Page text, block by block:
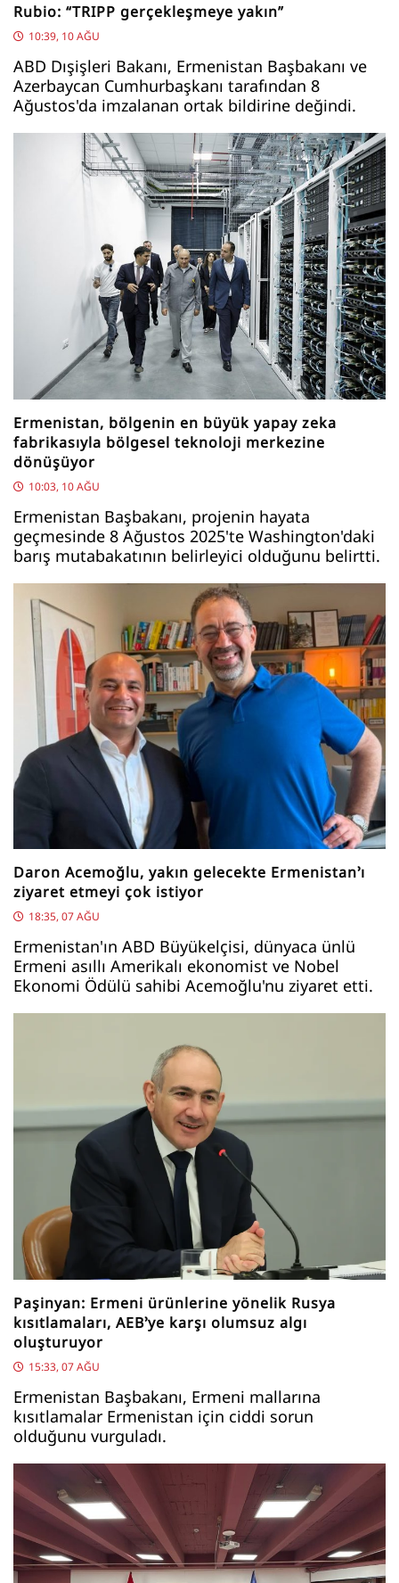
Rubio: “TRIPP gerçekleşmeye yakın”
10:39, 10 AĞU
ABD Dışişleri Bakanı, Ermenistan Başbakanı ve
Azerbaycan Cumhurbaşkanı tarafından 8
Ağustos'da imzalanan ortak bildirine değindi.
Ermenistan, bölgenin en büyük yapay zeka
fabrikasıyla bölgesel teknoloji merkezine
dönüşüyor
10:03, 10 AĞU
Ermenistan Başbakanı, projenin hayata
geçmesinde 8 Ağustos 2025'te Washington'daki
barış mutabakatının belirleyici olduğunu belirtti.
Daron Acemoğlu, yakın gelecekte Ermenistan’ı
ziyaret etmeyi çok istiyor
18:35, 07 AĞU
Ermenistan'ın ABD Büyükelçisi, dünyaca ünlü
Ermeni asıllı Amerikalı ekonomist ve Nobel
Ekonomi Ödülü sahibi Acemoğlu'nu ziyaret etti.
Paşinyan: Ermeni ürünlerine yönelik Rusya
kısıtlamaları, AEB’ye karşı olumsuz algı
oluşturuyor
15:33, 07 AĞU
Ermenistan Başbakanı, Ermeni mallarına
kısıtlamalar Ermenistan için ciddi sorun
olduğunu vurguladı.